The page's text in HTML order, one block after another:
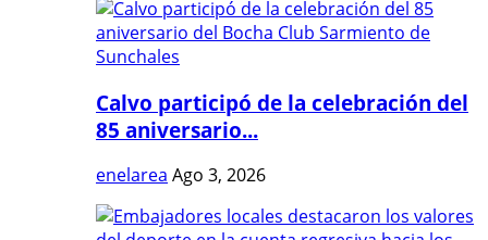
Calvo participó de la celebración del
85 aniversario...
enelarea Ago 3, 2026